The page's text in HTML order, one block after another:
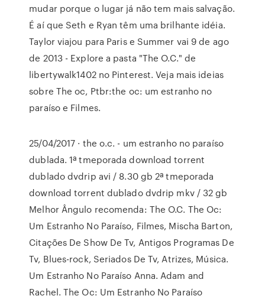
mudar porque o lugar já não tem mais salvação.
É aí que Seth e Ryan têm uma brilhante idéia.
Taylor viajou para Paris e Summer vai 9 de ago
de 2013 - Explore a pasta "The O.C." de
libertywalk1402 no Pinterest. Veja mais ideias
sobre The oc, Ptbr:the oc: um estranho no
paraíso e Filmes.
25/04/2017 · the o.c. - um estranho no paraíso
dublada. 1ª tmeporada download torrent
dublado dvdrip avi / 8.30 gb 2ª tmeporada
download torrent dublado dvdrip mkv / 32 gb
Melhor Ângulo recomenda: The O.C. The Oc:
Um Estranho No Paraíso, Filmes, Mischa Barton,
Citações De Show De Tv, Antigos Programas De
Tv, Blues-rock, Seriados De Tv, Atrizes, Música.
Um Estranho No Paraíso Anna. Adam and
Rachel. The Oc: Um Estranho No Paraíso